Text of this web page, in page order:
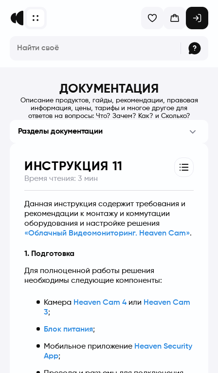
ДОКУМЕНТАЦИЯ
Описание продуктов, гайды, рекомендации, правовая
информация, цены, тарифы и многое другое для
ответов на вопросы: Что? Зачем? Как? и Сколько?
Разделы документации
ИНСТРУКЦИЯ 11
Время чтения: 3 мин
Данная инструкция содержит требования и
рекомендации к монтажу и коммутации
«Облачный Видеомониторинг. Heaven Cam».
1. Подготовка
Для полноценной работы решения
необходимы следующие компоненты:
Камера Heaven Cam 4 или Heaven Cam
3;
Блок питания;
Мобильное приложение Heaven Security
App;